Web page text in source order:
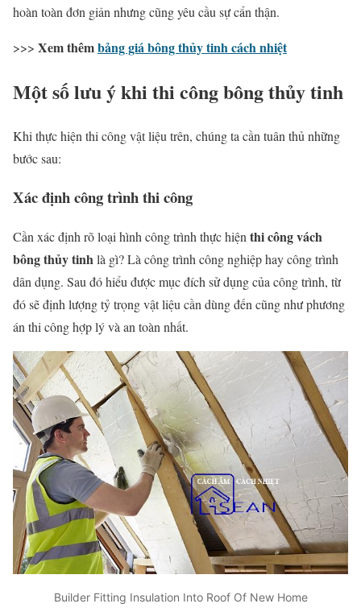
hoàn toàn đơn giản nhưng cũng yêu cầu sự cẩn thận.
>>> Xem thêmbảng giá bông thủy tinh cách nhiệt
Một số lưu ý khi thi công bông thủy tinh
Khi thực hiện thi công vật liệu trên, chúng ta cần tuân thủ những
bước sau:
Xác định công trình thi công
Cần xác định rõ loại hình công trình thực hiện thi công vách
bông thủy tinhlà gì? Là công trình công nghiệp hay công trình
dân dụng. Sau đó hiểu được mục đích sử dụng của công trình, từ
đó sẽ định lượng tỷ trọng vật liệu cần dùng đến cũng như phương
án thi công hợp lý và an toàn nhất.
Builder Fitting Insulation Into Roof Of New Home